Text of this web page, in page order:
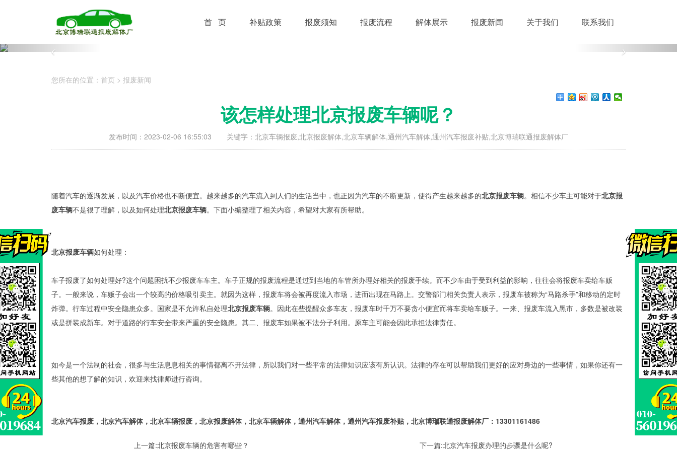
首 页 补贴政策 报废须知 报废流程 解体展示 报废新闻 关于我们 联系我们
您所在的位置： 首页 > 报废新闻
该怎样处理北京报废车辆呢？
发布时间：2023-02-06 16:55:03 关键字：北京车辆报废,北京报废解体,北京车辆解体,通州汽车解体,通州汽车报废补贴,北京博瑞联通报废解体厂
随着汽车的逐渐发展，以及汽车价格也不断便宜。越来越多的汽车流入到人们的生活当中，也正因为汽车的不断更新，使得产生越来越多的北京报废车辆。相信不少车主可能对于北京报
废车辆不是很了理解，以及如何处理北京报废车辆。下面小编整理了相关内容，希望对大家有所帮助。
北京报废车辆如何处理：
车子报废了如何处理好?这个问题困扰不少报废车车主。车子正规的报废流程是通过到当地的车管所办理好相关的报废手续。而不少车由于受到利益的影响，往往会将报废车卖给车贩
子。一般来说，车贩子会出一个较高的价格吸引卖主。就因为这样，报废车将会被再度流入市场，进而出现在马路上。交警部门相关负责人表示，报废车被称为“马路杀手”和移动的定时
炸弹。行车过程中安全隐患众多。国家是不允许私自处理北京报废车辆。因此在些提醒众多车友，报废车时千万不要贪小便宜而将车卖给车贩子。一来、报废车流入黑市，多数是被改装
或是拼装成新车。对于道路的行车安全带来严重的安全隐患。其二、报废车如果被不法分子利用。原车主可能会因此承担法律责任。
如今是一个法制的社会，很多与生活息息相关的事情都离不开法律，所以我们对一些平常的法律知识应该有所认识。法律的存在可以帮助我们更好的应对身边的一些事情，如果你还有一
些其他的想了解的知识，欢迎来找律师进行咨询。
北京汽车报废，北京汽车解体，北京车辆报废，北京报废解体，北京车辆解体，通州汽车解体，通州汽车报废补贴，北京博瑞联通报废解体厂：13301161486
上一篇:北京报废车辆的危害有哪些？ 下一篇:北京汽车报废办理的步骤是什么呢?